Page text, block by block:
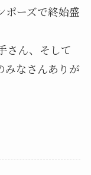
ポーズで終始盛
さん、そして
みなさんありが